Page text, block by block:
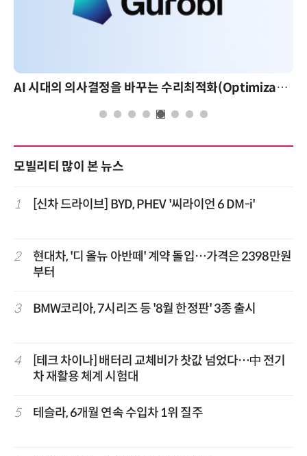
AI 시대의 의사결정을 바꾸는 수리최적화(Optimization): 실제 산업 적용 사례와 활용 전략
모빌리티 많이 본 뉴스
1 [신차 드라이브] BYD, PHEV '씨라이언 6 DM-i'
2
현대차, '디 올뉴 아반떼' 계약 돌입…가격은 2398만원
부터
3 BMW코리아, 7시리즈 등 '8월 한정판' 3종 출시
4
[테크 차이나] 배터리 교체비가 찻값 넘었다…中 전기
차 재활용 체계 시험대
5 테슬라, 6개월 연속 수입차 1위 질주